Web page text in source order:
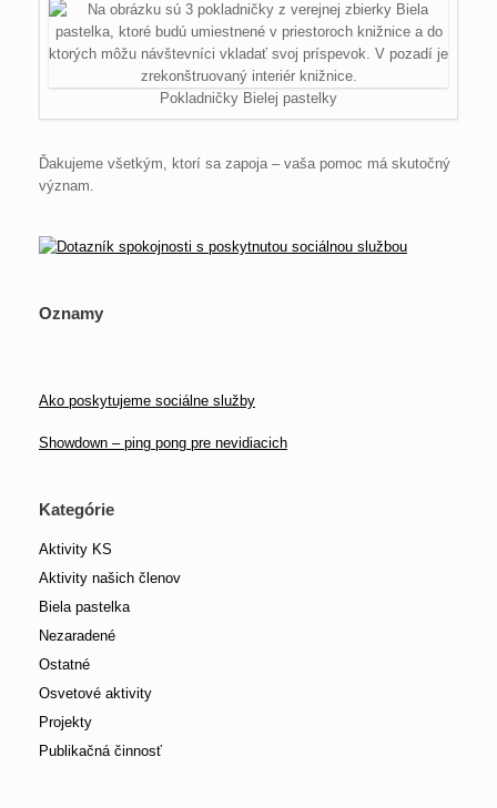
Pokladničky Bielej pastelky
Ďakujeme všetkým, ktorí sa zapoja – vaša pomoc má skutočný
význam.
Oznamy
Ako poskytujeme sociálne služby
Showdown – ping pong pre nevidiacich
Kategórie
Aktivity KS
Aktivity našich členov
Biela pastelka
Nezaradené
Ostatné
Osvetové aktivity
Projekty
Publikačná činnosť